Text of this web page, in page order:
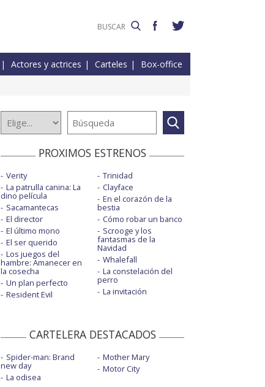
Actores y actrices Carteles Box-office
PROXIMOS ESTRENOS
Verity
La patrulla canina: La
dino película
Sacamantecas
El director
El último mono
El ser querido
Los juegos del
hambre: Amanecer en
la cosecha
Un plan perfecto
Resident Evil
Trinidad
Clayface
En el corazón de la
bestia
Cómo robar un banco
Scrooge y los
fantasmas de la
Navidad
Whalefall
La constelación del
perro
La invitación
CARTELERA DESTACADOS
Spider-man: Brand
new day
La odisea
Mother Mary
Motor City